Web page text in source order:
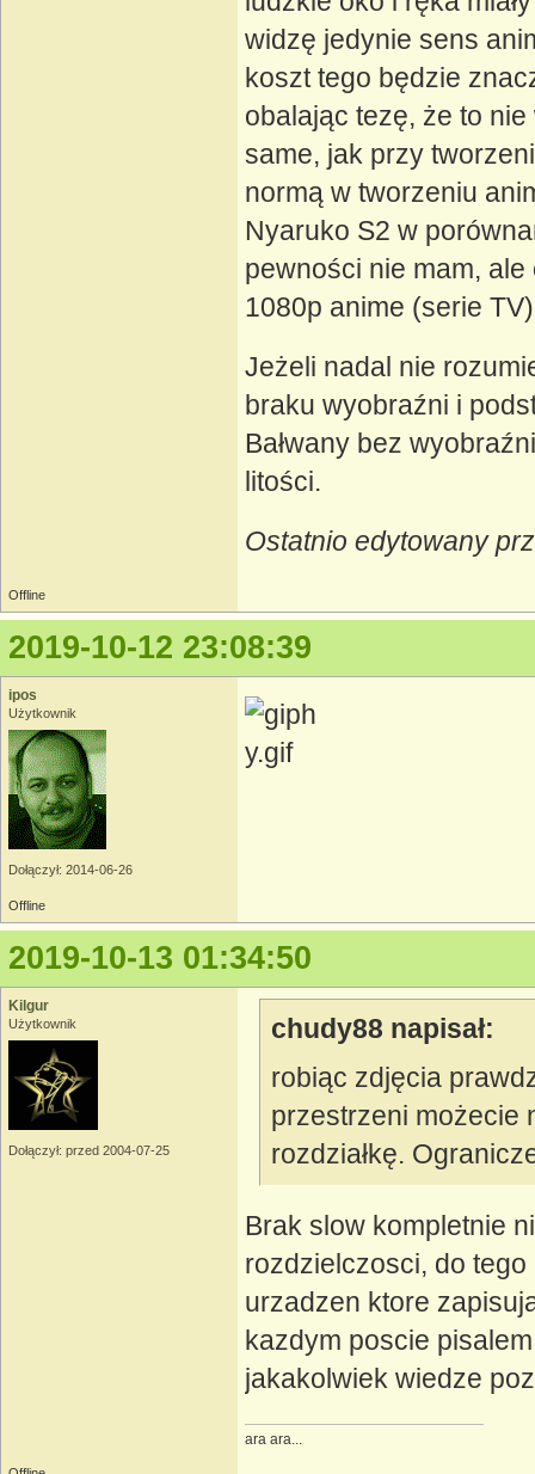
widzę jedynie sens
koszt tego będzie
obalając tezę, że to nie
same, jak przy
normą w tworzeniu
Nyaruko S2 w
pewności nie mam,
1080p anime (serie
Jeżeli nadal nie
braku wyobraźni i
Bałwany bez
litości.
Ostatnio edytowany
Offline
2019-10-12 23:08:39
ipos
Użytkownik
Dołączył: 2014-06-26
Offline
2019-10-13 01:34:50
Kilgur
Użytkownik
Dołączył: przed 2004-07-25
chudy88 napisał:
robiąc zdjęcia
przestrzeni możecie
rozdziałkę.
Brak slow kompletnie
rozdzielczosci, do
urzadzen ktore
kazdym poscie
jakakolwiek wiedze
ara ara...